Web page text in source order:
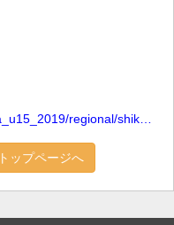
トップページへ